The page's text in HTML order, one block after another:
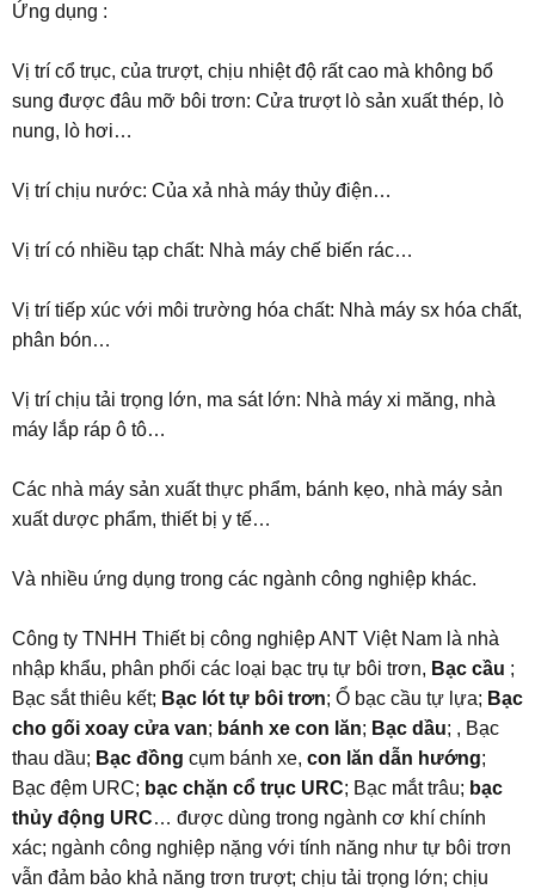
Ứng dụng :
Vị trí cổ trục, của trượt, chịu nhiệt độ rất cao mà không bổ
sung được đâu mỡ bôi trơn: Cửa trượt lò sản xuất thép, lò
nung, lò hơi…
Vị trí chịu nước: Của xả nhà máy thủy điện…
Vị trí có nhiều tạp chất: Nhà máy chế biến rác…
Vị trí tiếp xúc với môi trường hóa chất: Nhà máy sx hóa chất,
phân bón…
Vị trí chịu tải trọng lớn, ma sát lớn: Nhà máy xi măng, nhà
máy lắp ráp ô tô…
Các nhà máy sản xuất thực phẩm, bánh kẹo, nhà máy sản
xuất dược phẩm, thiết bị y tế…
Và nhiều ứng dụng trong các ngành công nghiệp khác.
Công ty TNHH Thiết bị công nghiệp ANT Việt Nam là nhà
nhập khẩu, phân phối các loại bạc trụ tự bôi trơn, Bạc cầu ;
Bạc sắt thiêu kết; Bạc lót tự bôi trơn; Ổ bạc cầu tự lựa; Bạc
cho gối xoay cửa van; bánh xe con lăn; Bạc dầu; , Bạc
thau dầu; Bạc đồng cụm bánh xe, con lăn dẫn hướng;
Bạc đệm URC; bạc chặn cổ trục URC; Bạc mắt trâu; bạc
thủy động URC… được dùng trong ngành cơ khí chính
xác; ngành công nghiệp nặng với tính năng như tự bôi trơn
vẫn đảm bảo khả năng trơn trượt; chịu tải trọng lớn; chịu